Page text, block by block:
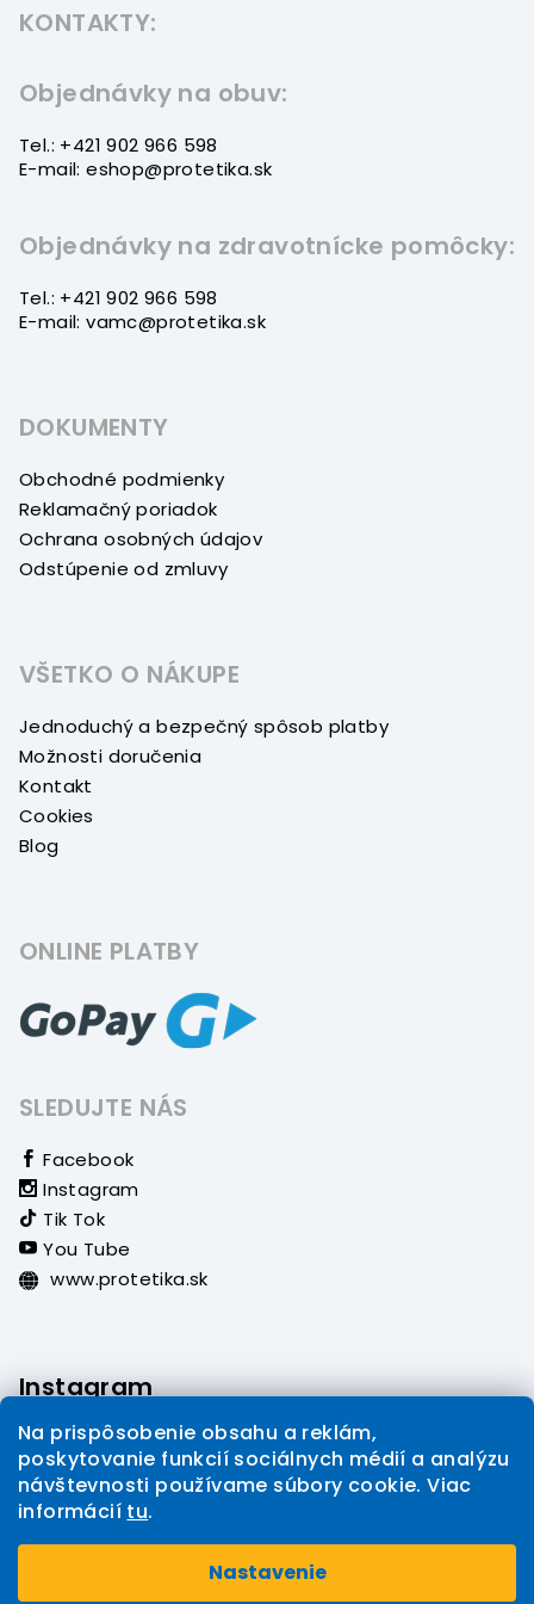
Na prispôsobenie obsahu a reklám,
poskytovanie funkcií sociálnych médií a analýzu
návštevnosti používame súbory cookie. Viac
informácií tu.
Nastavenie
KONTAKTY:
Objednávky na obuv:
Tel.: +421 902 966 598
E-mail: eshop@protetika.sk
Objednávky na zdravotnícke pomôcky:
Tel.: +421 902 966 598
E-mail: vamc@protetika.sk
DOKUMENTY
Obchodné podmienky
Reklamačný poriadok
Ochrana osobných údajov
Odstúpenie od zmluvy
VŠETKO O NÁKUPE
Jednoduchý a bezpečný spôsob platby
Možnosti doručenia
Kontakt
Cookies
Blog
ONLINE PLATBY
SLEDUJTE NÁS
Facebook
Instagram
Tik Tok
You Tube
www.protetika.sk
Instagram
Sledovať na Instagrame